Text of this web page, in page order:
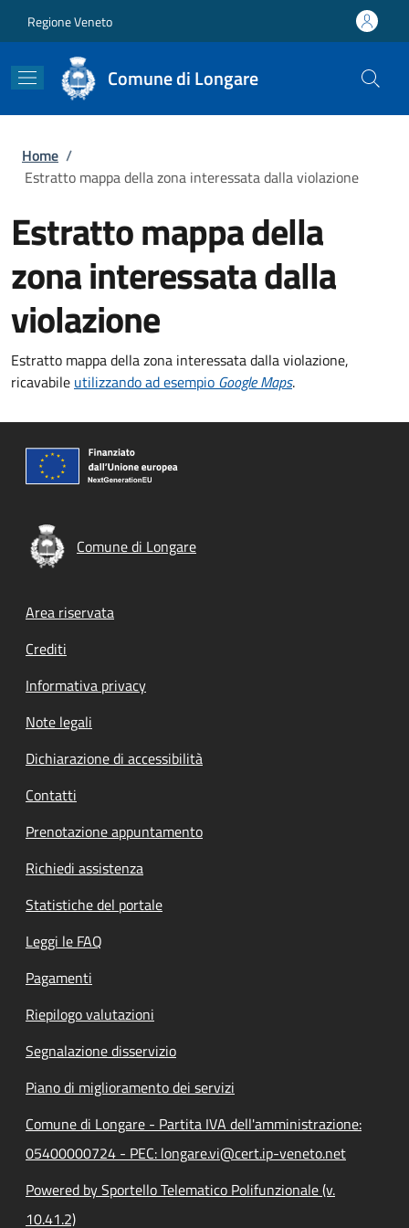
Regione Veneto
Comune di Longare
Briciole di pane
Home /
Estratto mappa della zona interessata dalla violazione
Estratto mappa della
zona interessata dalla
violazione
Estratto mappa della zona interessata dalla violazione,
ricavabile utilizzando ad esempio Google Maps.
Comune di Longare
Footer menu
Area riservata
Crediti
Informativa privacy
Note legali
Dichiarazione di accessibilità
Contatti
Prenotazione appuntamento
Richiedi assistenza
Statistiche del portale
Leggi le FAQ
Pagamenti
Riepilogo valutazioni
Segnalazione disservizio
Piano di miglioramento dei servizi
Comune di Longare - Partita IVA dell'amministrazione:
05400000724 - PEC: longare.vi@cert.ip-veneto.net
Powered by Sportello Telematico Polifunzionale (v.
10.41.2)